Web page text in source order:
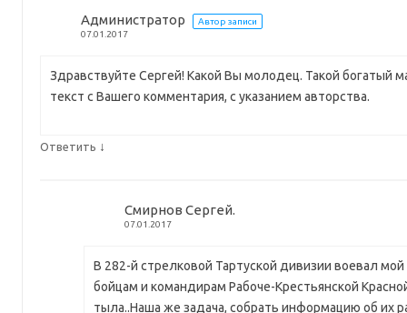
Администратор
Автор записи
07.01.2017
Здравствуйте Сергей! Какой Вы молодец. Такой богатый
текст с Вашего комментария, с указанием авторства.
Ответить ↓
Смирнов Сергей.
07.01.2017
В 282-й стрелковой Тартуской дивизии воевал
бойцам и командирам Рабоче-Крестьянской
тыла..Наша же задача, собрать информацию об их